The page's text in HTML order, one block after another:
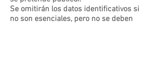
Se omitirán los datos identificativos si
no son esenciales, pero no se deben